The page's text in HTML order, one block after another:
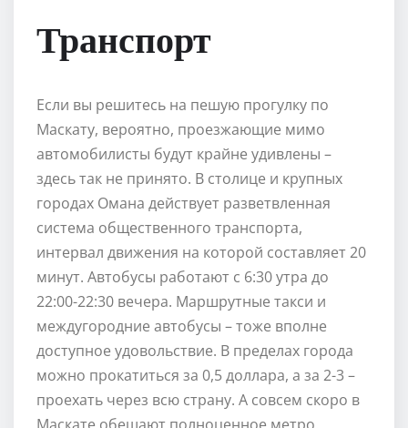
Транспорт
Если вы решитесь на пешую прогулку по
Маскату, вероятно, проезжающие мимо
автомобилисты будут крайне удивлены –
здесь так не принято. В столице и крупных
городах Омана действует разветвленная
система общественного транспорта,
интервал движения на которой составляет 20
минут. Автобусы работают с 6:30 утра до
22:00-22:30 вечера. Маршрутные такси и
междугородние автобусы – тоже вполне
доступное удовольствие. В пределах города
можно прокатиться за 0,5 доллара, а за 2-3 –
проехать через всю страну. А совсем скоро в